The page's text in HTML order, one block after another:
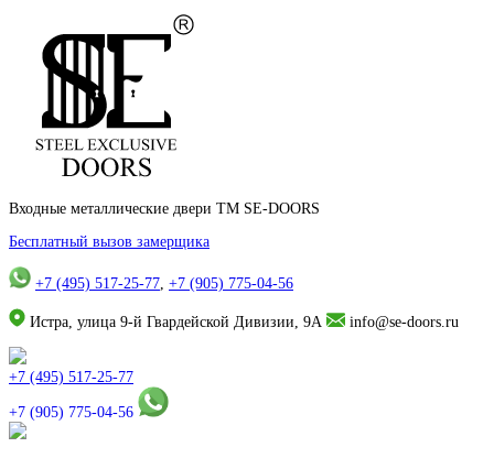
Входные металлические двери TM SE-DOORS
Бесплатный вызов замерщика
+7 (495) 517-25-77, +7 (905) 775-04-56
Истра, улица 9-й Гвардейской Дивизии, 9А info@se-doors.ru
+7 (495) 517-25-77
+7 (905) 775-04-56